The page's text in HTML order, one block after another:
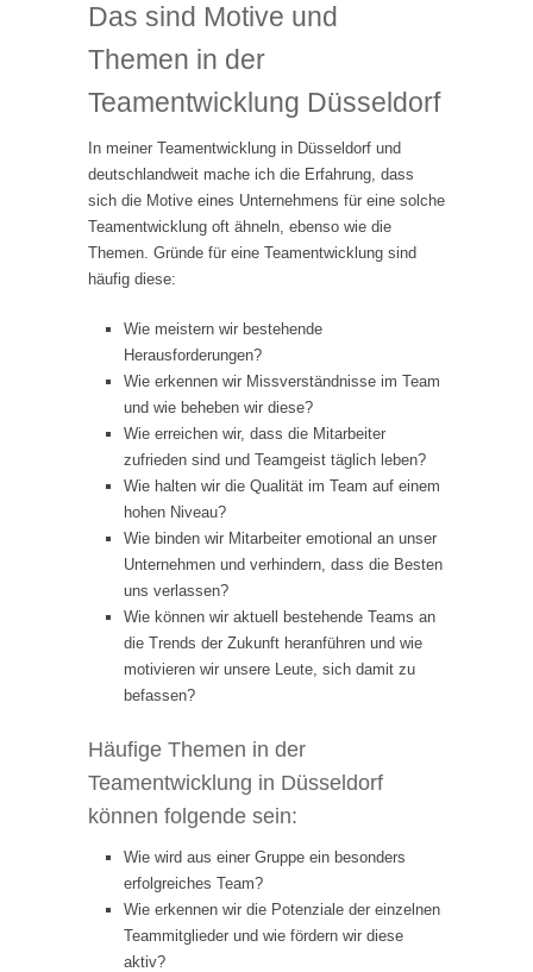
Das sind Motive und
Themen in der
Teamentwicklung Düsseldorf
In meiner Teamentwicklung in Düsseldorf und
deutschlandweit mache ich die Erfahrung, dass
sich die Motive eines Unternehmens für eine solche
Teamentwicklung oft ähneln, ebenso wie die
Themen. Gründe für eine Teamentwicklung sind
häufig diese:
Wie meistern wir bestehende
Herausforderungen?
Wie erkennen wir Missverständnisse im Team
und wie beheben wir diese?
Wie erreichen wir, dass die Mitarbeiter
zufrieden sind und Teamgeist täglich leben?
Wie halten wir die Qualität im Team auf einem
hohen Niveau?
Wie binden wir Mitarbeiter emotional an unser
Unternehmen und verhindern, dass die Besten
uns verlassen?
Wie können wir aktuell bestehende Teams an
die Trends der Zukunft heranführen und wie
motivieren wir unsere Leute, sich damit zu
befassen?
Häufige Themen in der
Teamentwicklung in Düsseldorf
können folgende sein:
Wie wird aus einer Gruppe ein besonders
erfolgreiches Team?
Wie erkennen wir die Potenziale der einzelnen
Teammitglieder und wie fördern wir diese
aktiv?